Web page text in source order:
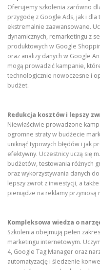
Oferujemy szkolenia zarówno
przygodę z Google Ads, jak i
ekstremalnie zaawansowane.
dynamicznych, remarketingu z
produktowych w Google
oraz analizy danych w Google
mogą prowadzić kampanie,
technologicznie nowoczesne i
budżet.
Redukcja kosztów i lepszy
Niewłaściwie prowadzone
ogromne straty w budżecie
uniknąć typowych błędów i jak
efektywny. Uczestnicy uczą się
budżetów, testowania różnych
oraz wykorzystywania danych
lepszy zwrot z inwestycji, a
pieniądze na reklamy przyniosą
Kompleksowa wiedza o
Szkolenia obejmują pełen
marketingu internetowym.
4, Google Tag Manager oraz
automatyzację i śledzenie